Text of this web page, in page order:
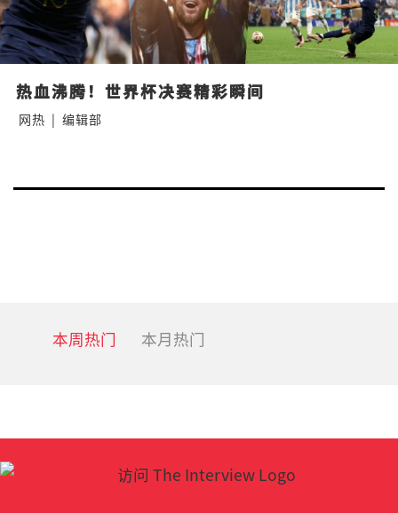
热血沸腾！世界杯决赛精彩瞬间
网热 | 编辑部
本周热门 本月热门